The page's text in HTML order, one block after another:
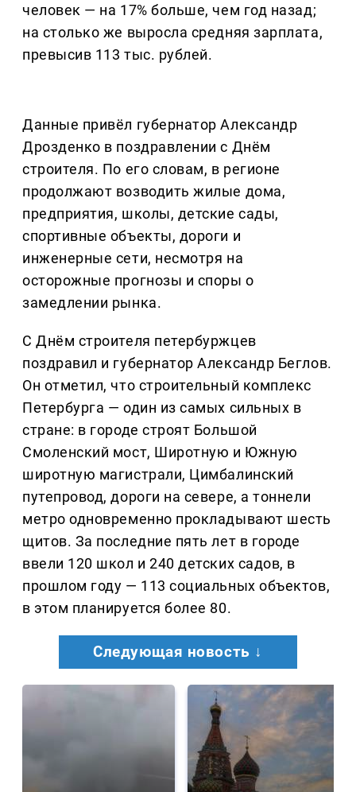
человек — на 17% больше, чем год назад;
на столько же выросла средняя зарплата,
превысив 113 тыс. рублей.
Данные привёл губернатор Александр
Дрозденко в поздравлении с Днём
строителя. По его словам, в регионе
продолжают возводить жилые дома,
предприятия, школы, детские сады,
спортивные объекты, дороги и
инженерные сети, несмотря на
осторожные прогнозы и споры о
замедлении рынка.
С Днём строителя петербуржцев
поздравил и губернатор Александр Беглов.
Он отметил, что строительный комплекс
Петербурга — один из самых сильных в
стране: в городе строят Большой
Смоленский мост, Широтную и Южную
широтную магистрали, Цимбалинский
путепровод, дороги на севере, а тоннели
метро одновременно прокладывают шесть
щитов. За последние пять лет в городе
ввели 120 школ и 240 детских садов, в
прошлом году — 113 социальных объектов,
в этом планируется более 80.
Следующая новость ↓